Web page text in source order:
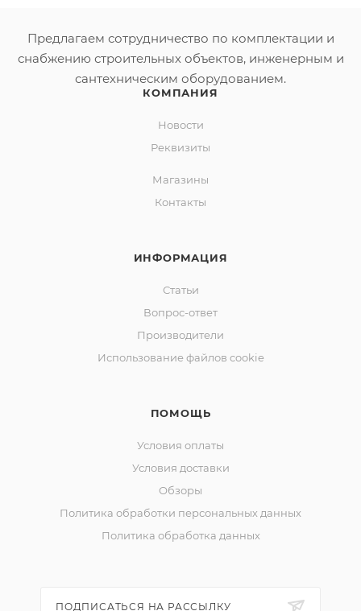
упростить монтаж данной модели. Такую ванну
можно установить вдоль стены, в угол или
специальную нишу. Безопасность во время купания
обеспечивает особое рельефное покрытие дна с
препятствует скольжению.
Предлагаем сотрудничество по комплектации и
снабжению строительных объектов, инженерным и
сантехническим оборудованием.
КОМПАНИЯ
Новости
Реквизиты
Магазины
Контакты
ИНФОРМАЦИЯ
Статьи
Вопрос-ответ
Производители
Использование файлов cookie
ПОМОЩЬ
Условия оплаты
Условия доставки
Обзоры
Политика обработки персональных данных
Политика обработка данных
ПОДПИСАТЬСЯ НА РАССЫЛКУ